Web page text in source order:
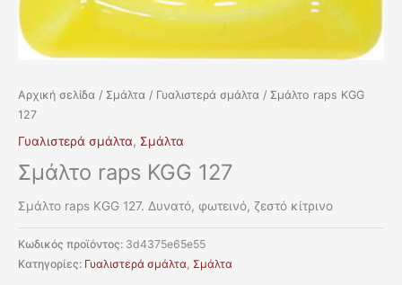
Αρχική σελίδα / Σμάλτα / Γυαλιστερά σμάλτα / Σμάλτο raps KGG
127
Γυαλιστερά σμάλτα, Σμάλτα
Σμάλτο raps KGG 127
Σμάλτο raps KGG 127. Δυνατό, φωτεινό, ζεστό κίτρινο
Κωδικός προϊόντος: 3d4375e65e55
Κατηγορίες: Γυαλιστερά σμάλτα Σμάλτα